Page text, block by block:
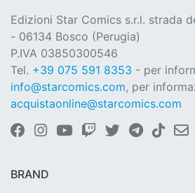
Edizioni Star Comics s.r.l. strada
- 06134 Bosco (Perugia)
P.IVA 03850300546
Tel. +39 075 591 8353 - per
info@starcomics.com, per
acquistaonline@starcomics.com
BRAND